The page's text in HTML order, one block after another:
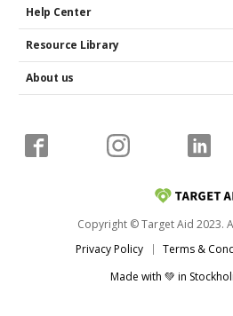
Help Center
Resource Library
About us
Copyright © Target Aid 2023.
Privacy Policy
Terms &
Made with 💚 in